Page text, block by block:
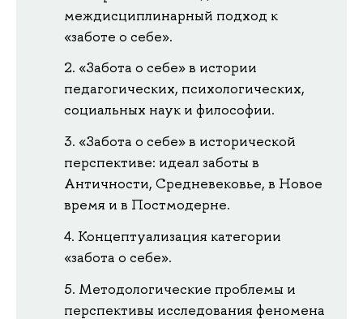
междисциплинарный подход к
«заботе о себе».
«Забота о себе» в истории
педагогических, психологических,
социальных наук и философии.
«Забота о себе» в исторической
перспективе: идеал заботы в
Античности, Средневековье, в Новое
время и в Постмодерне.
Концептуализация категории
«забота о себе».
Методологические проблемы и
перспективы исследования феномена